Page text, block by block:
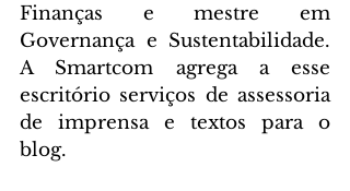
Finanças e mestre em
Governança e Sustentabilidade.
A Smartcom agrega a esse
escritório serviços de assessoria
de imprensa e textos para o
blog.